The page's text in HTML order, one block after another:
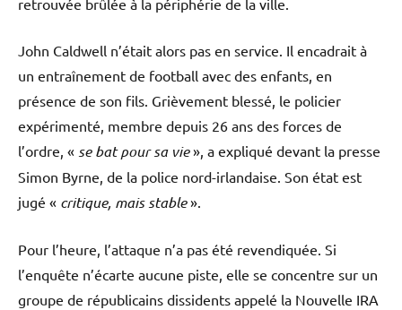
retrouvée brûlée à la périphérie de la ville.
John Caldwell n’était alors pas en service. Il encadrait à
un entraînement de football avec des enfants, en
présence de son fils. Grièvement blessé, le policier
expérimenté, membre depuis 26 ans des forces de
l’ordre, « se bat pour sa vie», a expliqué devant la presse
Simon Byrne, de la police nord-irlandaise. Son état est
jugé « critique, mais stable».
Pour l’heure, l’attaque n’a pas été revendiquée. Si
l’enquête n’écarte aucune piste, elle se concentre sur un
groupe de républicains dissidents appelé la Nouvelle IRA